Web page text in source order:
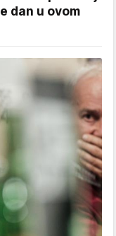
dan u ovom